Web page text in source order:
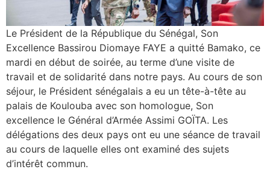
Le Président de la République du Sénégal, Son
Excellence Bassirou Diomaye FAYE a quitté Bamako, ce
mardi en début de soirée, au terme d’une visite de
travail et de solidarité dans notre pays. Au cours de son
séjour, le Président sénégalais a eu un tête-à-tête au
palais de Koulouba avec son homologue, Son
excellence le Général d’Armée Assimi GOÏTA. Les
délégations des deux pays ont eu une séance de travail
au cours de laquelle elles ont examiné des sujets
d’intérêt commun.